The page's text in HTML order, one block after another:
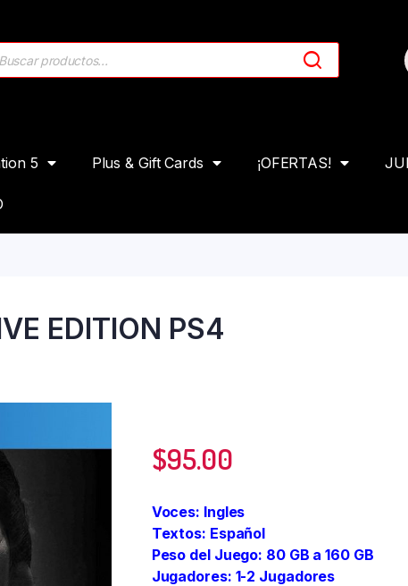
5 Plus & Gift Cards ¡OFERTAS!
EDITION PS4
$95.00
Voces: Ingles
Textos: Español
Peso del Juego: 80 GB a 160 GB
Jugadores: 1-2 Jugadores